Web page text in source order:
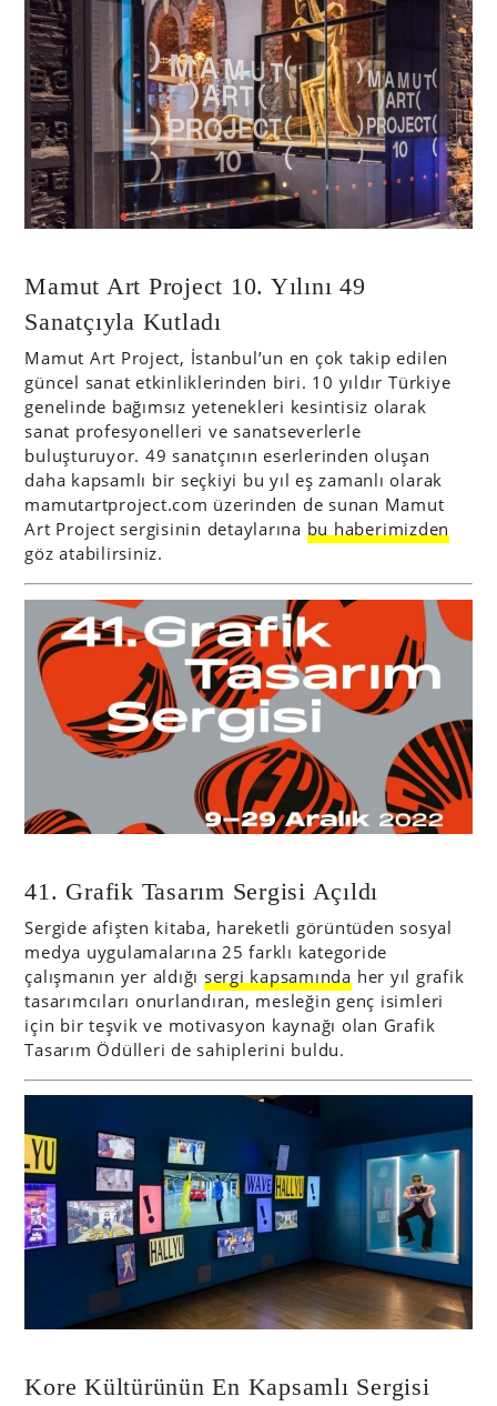
Mamut Art Project 10. Yılını 49
Sanatçıyla Kutladı
Mamut Art Project, İstanbul’un en çok takip edilen
güncel sanat etkinliklerinden biri. 10 yıldır Türkiye
genelinde bağımsız yetenekleri kesintisiz olarak
sanat profesyonelleri ve sanatseverlerle
buluşturuyor. 49 sanatçının eserlerinden oluşan
daha kapsamlı bir seçkiyi bu yıl eş zamanlı olarak
mamutartproject.com üzerinden de sunan Mamut
Art Project sergisinin detaylarına bu haberimizden
göz atabilirsiniz.
41. Grafik Tasarım Sergisi Açıldı
Sergide afişten kitaba, hareketli görüntüden sosyal
medya uygulamalarına 25 farklı kategoride
çalışmanın yer aldığı sergi kapsamında her yıl grafik
tasarımcıları onurlandıran, mesleğin genç isimleri
için bir teşvik ve motivasyon kaynağı olan Grafik
Tasarım Ödülleri de sahiplerini buldu.
Kore Kültürünün En Kapsamlı Sergisi